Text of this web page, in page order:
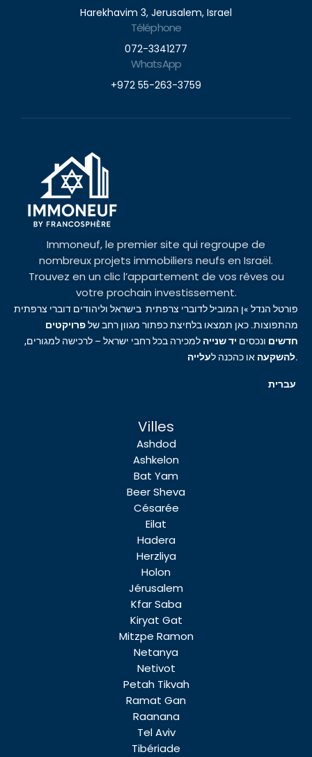
Harekhavim 3, Jerusalem, Israel
Téléphone
072-3341277
WhatsApp
+972 55-263-3759
Immoneuf, le premier site qui regroupe de
nombreux projets immobiliers neufs en Israël.
Trouvez en un clic l’appartement de vos rêves ou
votre prochain investissement.
פורטל הנדל »ן המוביל לדוברי צרפתית בישראל וליהודים דוברי צרפתית
מהתפוצות. כאן תמצאו בלחיצת כפתור מגוון רחב שלפרויקטים
חדשים ונכסים יד שנייה למכירה בכל רחבי ישראל – לרכישה למגורים,
להשקעה או כהכנה לעלייה .
Villes
Ashdod
Ashkelon
Bat Yam
Beer Sheva
Césarée
Eilat
Hadera
Herzliya
Holon
Jérusalem
Kfar Saba
Kiryat Gat
Mitzpe Ramon
Netanya
Netivot
Petah Tikvah
Ramat Gan
Raanana
Tel Aviv
Tibériade